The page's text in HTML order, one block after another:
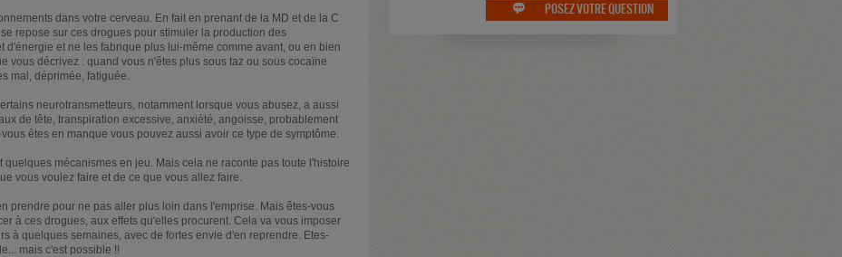
dans votre cerveau. En fait en prenant de la MD et de la C
repose sur ces drogues pour stimuler la production des
d'énergie et ne les fabrique plus lui-même comme avant, ou en bien
vous décrivez : quand vous n'êtes plus sous taz ou sous cocaïne
mal, déprimée, fatiguée.
neurotransmetteurs, notamment lorsque vous abusez, a aussi
de tête, transpiration excessive, anxiété, angoisse, probablement
êtes en manque vous pouvez aussi avoir ce type de symptôme.
mécanismes en jeu. Mais cela ne raconte pas toute l'histoire
vous voulez faire et de ce que vous allez faire.
prendre pour ne pas aller plus loin dans l'emprise. Mais êtes-vous
à ces drogues, aux effets qu'elles procurent. Cela va vous imposer
à quelques semaines, avec de fortes envie d'en reprendre. Etes-
mais c'est possible !!
 POSEZ VOTRE QUESTION